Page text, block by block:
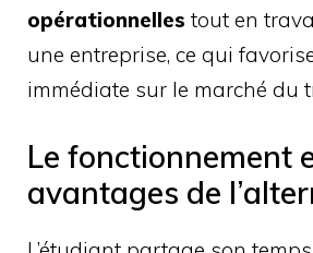
opérationnelles tout en
une entreprise, ce qui
immédiate sur le marché du
Le fonctionnement
avantages de